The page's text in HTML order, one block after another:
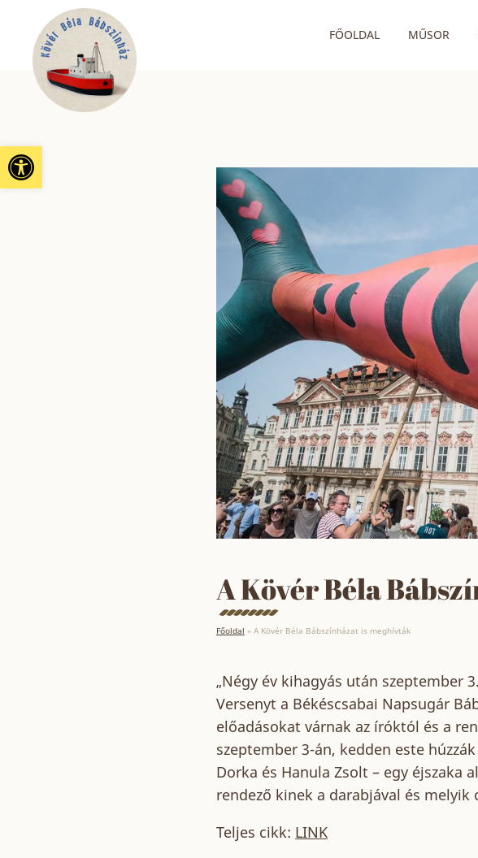
Eszköztár megnyitása
FŐOLDAL MŰSOR
A Kövér Béla
Főoldal » A Kövér Béla Bábszínházat is meghívták
„Négy év kihagyás után szeptember
Versenyt a Békéscsabai Napsugár
előadásokat várnak az íróktól és a
szeptember 3-án, kedden este
Dorka és Hanula Zsolt – egy
rendező kinek a darabjával és
Teljes cikk: LINK